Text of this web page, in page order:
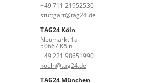
+49 711 21952530
stuttgart@tag24.de
TAG24 Köln
Neumarkt 1a
50667 Köln
+49 221 98651990
koeln@tag24.de
TAG24 München